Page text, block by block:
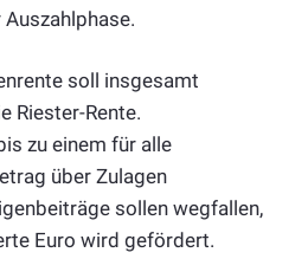
soll insgesamt
Riester-Rente.
zu einem für alle
über Zulagen
sollen wegfallen,
Euro wird gefördert.